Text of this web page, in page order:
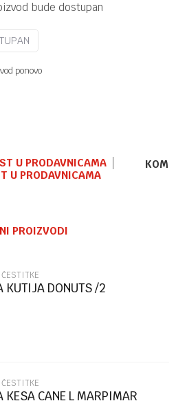
bude dostupan
ponovo
U PRODAVNICAMA
PROIZVODI
KUTIJA DONUTS /2
KESA CANE L MARPIMAR